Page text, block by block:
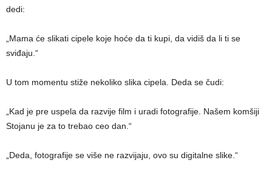
dedi:
„Mama će slikati cipele koje hoće da ti kupi, da vidiš da li ti se
sviđaju.“
U tom momentu stiže nekoliko slika cipela. Deda se čudi:
„Kad je pre uspela da razvije film i uradi fotografije. Našem komšiji
Stojanu je za to trebao ceo dan.“
„Deda, fotografije se više ne razvijaju, ovo su digitalne slike.“